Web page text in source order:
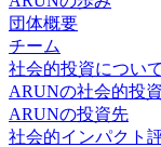
団体概要
チーム
社会的投資について
ARUNの社会的投資
ARUNの投資先
社会的インパクト